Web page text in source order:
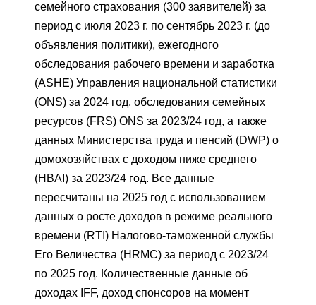
семейного страхования (300 заявителей) за
период с июля 2023 г. по сентябрь 2023 г. (до
объявления политики), ежегодного
обследования рабочего времени и заработка
(ASHE) Управления национальной статистики
(ONS) за 2024 год, обследования семейных
ресурсов (FRS) ONS за 2023/24 год, а также
данных Министерства труда и пенсий (DWP) о
домохозяйствах с доходом ниже среднего
(HBAI) за 2023/24 год. Все данные
пересчитаны на 2025 год с использованием
данных о росте доходов в режиме реального
времени (RTI) Налогово-таможенной службы
Его Величества (HRMC) за период с 2023/24
по 2025 год. Количественные данные об
доходах IFF, доход спонсоров на момент